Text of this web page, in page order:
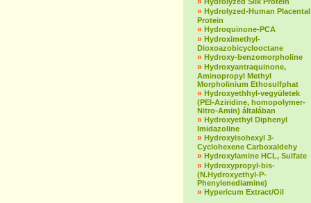
» Hydrolyzed-Human Placental
Protein
» Hydroquinone-PCA
» Hydroximethyl-
Dioxoazobicyclooctane
» Hydroxy-benzomorpholine
» Hydroxyantraquinone,
Aminopropyl Methyl
Morpholinium Ethosulfphat
» Hydroxyethhyl-vegyületek
(PEI-Aziridine, homopolymer-
Nitro-Amin) általában
» Hydroxyethyl Diphenyl
Imidazoline
» Hydroxyisohexyl 3-
Cyclohexene Carboxaldehy
» Hydroxylamine HCL, Sulfate
» Hydroxypropyl-bis-
(N.Hydroxyethyl-P-
Phenylenediamine)
» Hypericum Extract/Oil